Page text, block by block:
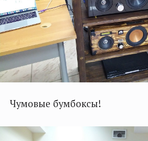
Чумовые бумбоксы!